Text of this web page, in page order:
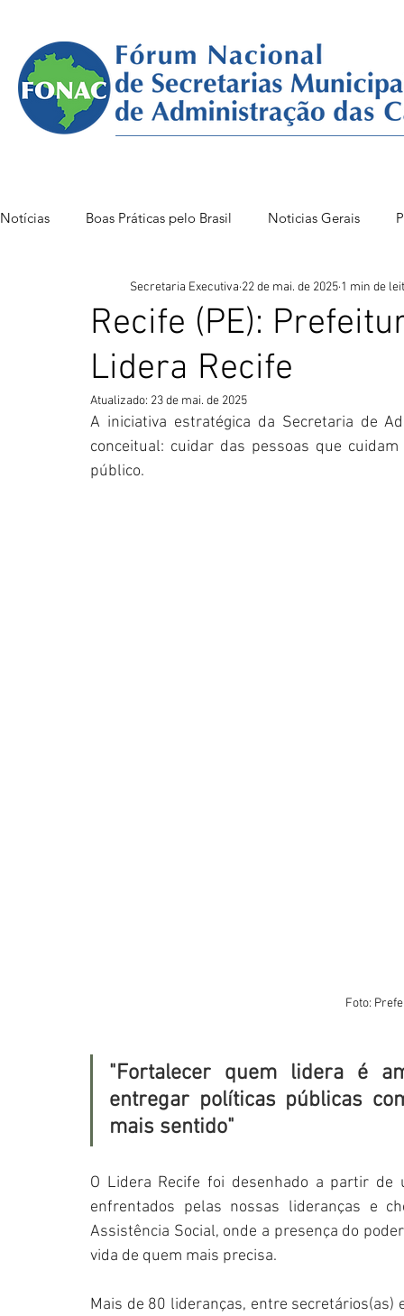
Notícias Boas Práticas pelo Brasil Noticias Gerais
FONAC 85 VITÓRIA FONAC86BSB FONAC 84
Recife (PE):
Lidera Recife
Secretaria Executiva 22 de mai. de 2025 1 min de
Atualizado: 23 de mai. de 2025
A iniciativa estratégica da Secretaria de
conceitual: cuidar das pessoas que
público.
Foto:
"Fortalecer quem lidera é
entregar políticas públicas
mais sentido"
O Lidera Recife foi desenhado a partir de
enfrentados pelas nossas lideranças e
Assistência Social, onde a presença do
vida de quem mais precisa.
Mais de 80 lideranças, entre